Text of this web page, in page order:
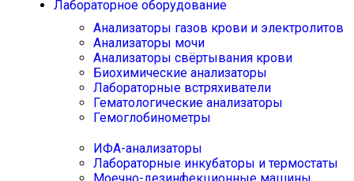
Лабораторное оборудование
Анализаторы газов крови и электролитов
Анализаторы мочи
Анализаторы свёртывания крови
Биохимические анализаторы
Лабораторные встряхиватели
Гематологические анализаторы
Гемоглобинометры
ИФА-анализаторы
Лабораторные инкубаторы и термостаты